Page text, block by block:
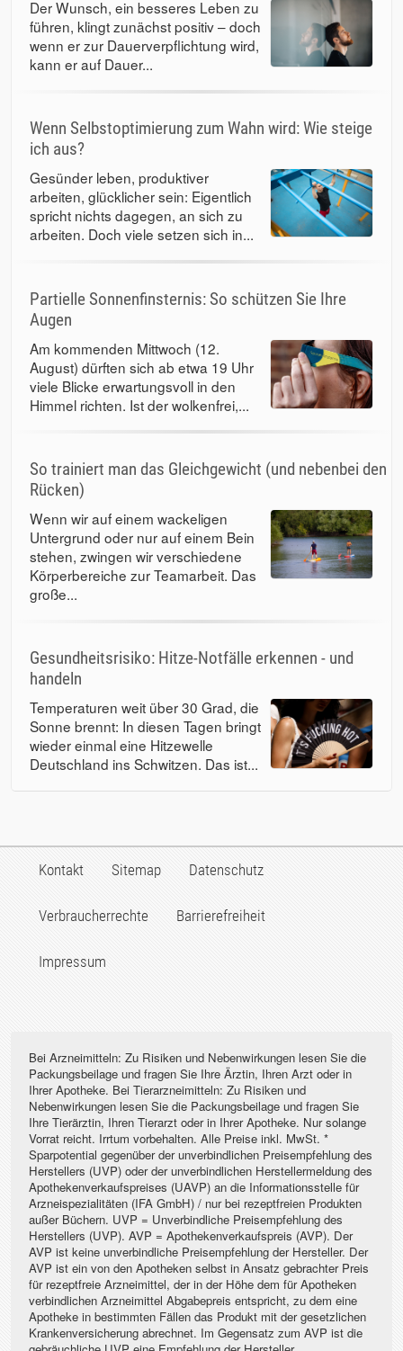
Der Wunsch, ein besseres Leben zu
führen, klingt zunächst positiv – doch
wenn er zur Dauerverpflichtung wird,
kann er auf Dauer...
Wenn Selbstoptimierung zum Wahn wird: Wie steige
ich aus?
Gesünder leben, produktiver
arbeiten, glücklicher sein: Eigentlich
spricht nichts dagegen, an sich zu
arbeiten. Doch viele setzen sich in...
Partielle Sonnenfinsternis: So schützen Sie Ihre
Augen
Am kommenden Mittwoch (12.
August) dürften sich ab etwa 19 Uhr
viele Blicke erwartungsvoll in den
Himmel richten. Ist der wolkenfrei,...
So trainiert man das Gleichgewicht (und nebenbei den
Rücken)
Wenn wir auf einem wackeligen
Untergrund oder nur auf einem Bein
stehen, zwingen wir verschiedene
Körperbereiche zur Teamarbeit. Das
große...
Gesundheitsrisiko: Hitze-Notfälle erkennen - und
handeln
Temperaturen weit über 30 Grad, die
Sonne brennt: In diesen Tagen bringt
wieder einmal eine Hitzewelle
Deutschland ins Schwitzen. Das ist...
Kontakt Sitemap Datenschutz
Verbraucherrechte Barrierefreiheit
Impressum
Bei Arzneimitteln: Zu Risiken und Nebenwirkungen lesen Sie die
Packungsbeilage und fragen Sie Ihre Ärztin, Ihren Arzt oder in
Ihrer Apotheke. Bei Tierarzneimitteln: Zu Risiken und
Nebenwirkungen lesen Sie die Packungsbeilage und fragen Sie
Ihre Tierärztin, Ihren Tierarzt oder in Ihrer Apotheke. Nur solange
Vorrat reicht. Irrtum vorbehalten. Alle Preise inkl. MwSt. *
Sparpotential gegenüber der unverbindlichen Preisempfehlung des
Herstellers (UVP) oder der unverbindlichen Herstellermeldung des
Apothekenverkaufspreises (UAVP) an die Informationsstelle für
Arzneispezialitäten (IFA GmbH) / nur bei rezeptfreien Produkten
außer Büchern. UVP = Unverbindliche Preisempfehlung des
Herstellers (UVP). AVP = Apothekenverkaufspreis (AVP). Der
AVP ist keine unverbindliche Preisempfehlung der Hersteller. Der
AVP ist ein von den Apotheken selbst in Ansatz gebrachter Preis
für rezeptfreie Arzneimittel, der in der Höhe dem für Apotheken
verbindlichen Arzneimittel Abgabepreis entspricht, zu dem eine
Apotheke in bestimmten Fällen das Produkt mit der gesetzlichen
Krankenversicherung abrechnet. Im Gegensatz zum AVP ist die